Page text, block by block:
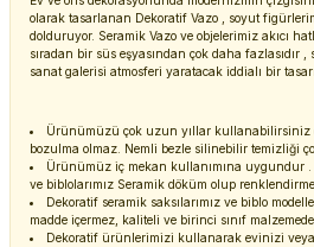
olarak tasarlanan Dekoratif Vazo , soyut
dolduruyor. Seramik Vazo ve objelerimiz akıcı
sıradan bir süs eşyasından çok daha
sanat galerisi atmosferi yaratacak iddialı bir
Ürünümüzü çok uzun yıllar kullanabilirsiniz
bozulma olmaz. Nemli bezle silinebilir temizliği
Ürünümüz iç mekan kullanımına uygundur .
ve biblolarımız Seramik döküm olup
Dekoratif seramik saksılarımız ve biblo
madde içermez, kaliteli ve birinci sınıf
Dekoratif ürünlerimizi kullanarak evinizi